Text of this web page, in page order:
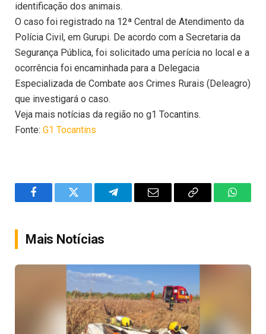
identificação dos animais.
O caso foi registrado na 12ª Central de Atendimento da
Polícia Civil, em Gurupi. De acordo com a Secretaria da
Segurança Pública, foi solicitado uma perícia no local e a
ocorrência foi encaminhada para a Delegacia
Especializada de Combate aos Crimes Rurais (Deleagro)
que investigará o caso.
Veja mais notícias da região no g1 Tocantins.
Fonte: G1 Tocantins
FacebookTwitter TelegramEmail
Copy
Mais Notícias